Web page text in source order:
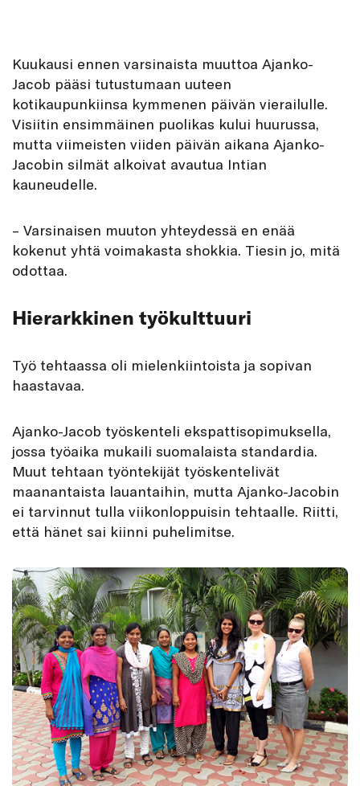
Kuukausi ennen varsinaista muuttoa Ajanko-
Jacob pääsi tutustumaan uuteen
kotikaupunkiinsa kymmenen päivän vierailulle.
Visiitin ensimmäinen puolikas kului huurussa,
mutta viimeisten viiden päivän aikana Ajanko-
Jacobin silmät alkoivat avautua Intian
kauneudelle.
– Varsinaisen muuton yhteydessä en enää
kokenut yhtä voimakasta shokkia. Tiesin jo, mitä
odottaa.
Hierarkkinen työkulttuuri
Työ tehtaassa oli mielenkiintoista ja sopivan
haastavaa.
Ajanko-Jacob työskenteli ekspattisopimuksella,
jossa työaika mukaili suomalaista standardia.
Muut tehtaan työntekijät työskentelivät
maanantaista lauantaihin, mutta Ajanko-Jacobin
ei tarvinnut tulla viikonloppuisin tehtaalle. Riitti,
että hänet sai kiinni puhelimitse.